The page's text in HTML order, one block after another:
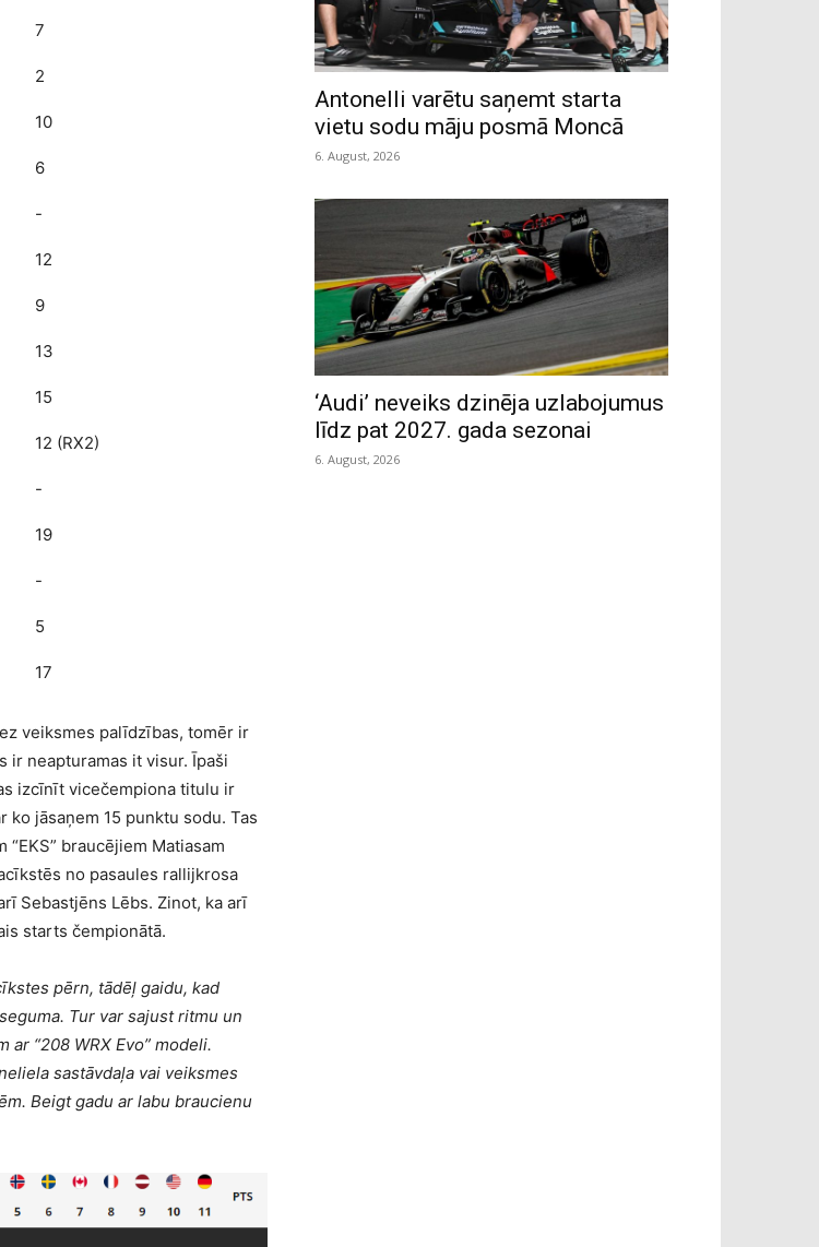
7
2
10
6
-
12
9
13
15
12 (RX2)
-
19
-
5
17
veiksmes palīdzības, tomēr ir
ir neapturamas it visur. Īpaši
izcīnīt vicečempiona titulu ir
jāsaņem 15 punktu sodu. Tas
braucējiem Matiasam
no pasaules rallijkrosa
Sebastjēns Lēbs. Zinot, ka arī
starts čempionātā.
pērn, tādēļ gaidu, kad
Tur var sajust ritmu un
“208 WRX Evo” modeli.
sastāvdaļa vai veiksmes
Beigt gadu ar labu braucienu
Antonelli varētu saņemt starta
vietu sodu māju posmā Moncā
6. August, 2026
‘Audi’ neveiks dzinēja uzlabojumus
līdz pat 2027. gada sezonai
6. August, 2026